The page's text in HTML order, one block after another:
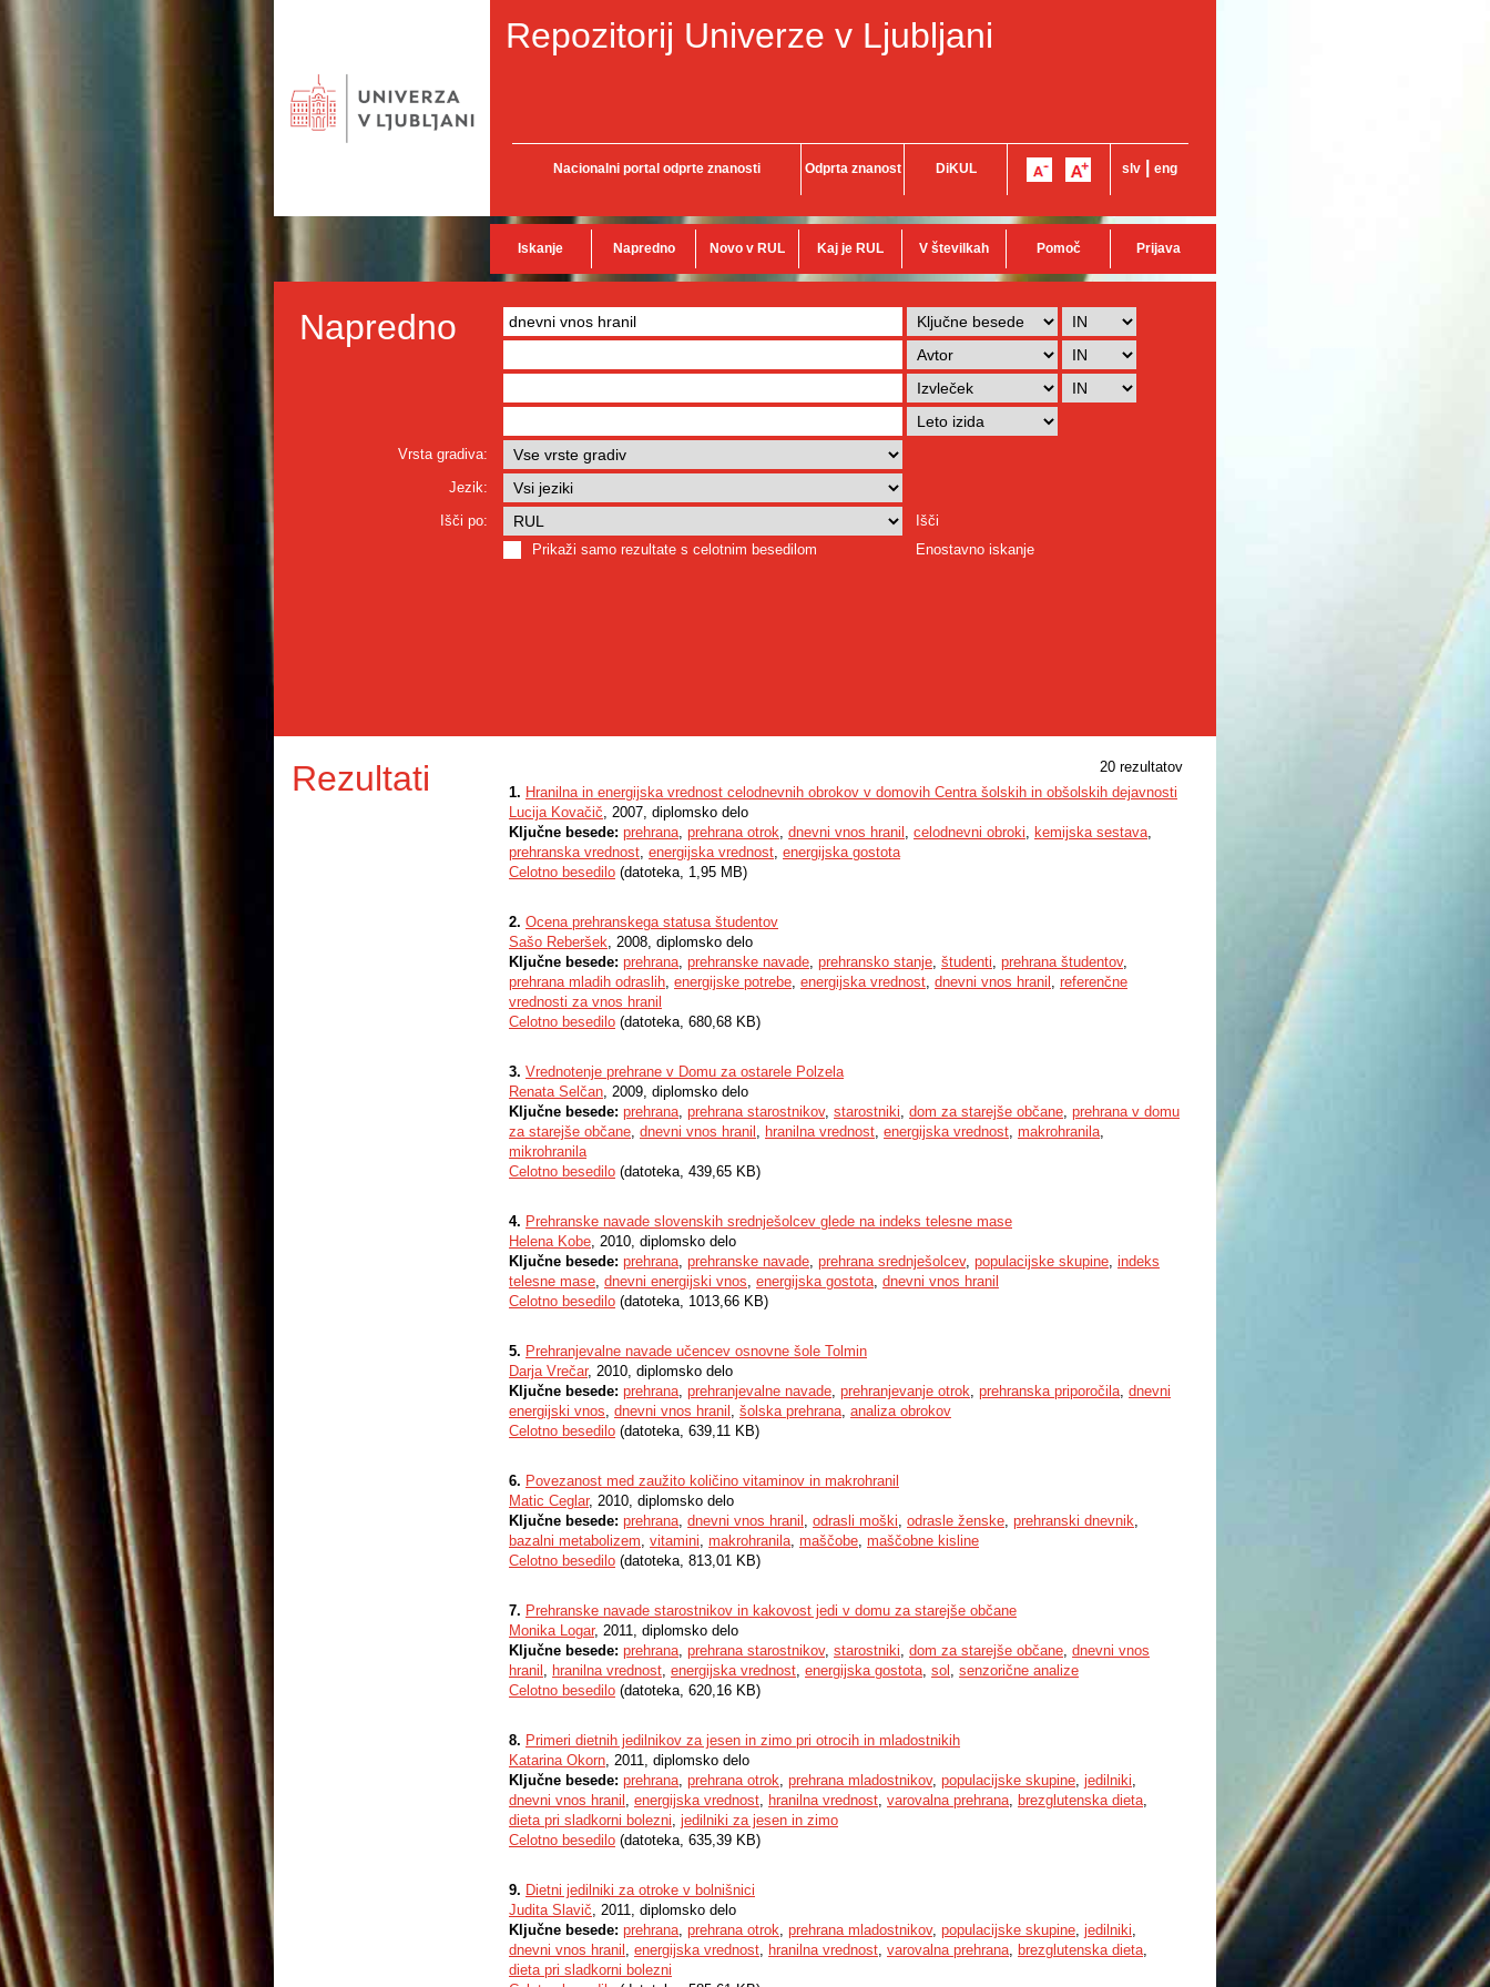
Repozitorij Univerze v Ljubljani
Nacionalni portal odprte znanosti Odprta znanost DiKUL slv eng
Iskanje Napredno Novo v RUL Kaj je RUL V številkah Pomoč Prijava
Napredno
Vrsta gradiva:
Jezik:
Išči po:
Išči
Prikaži samo rezultate s celotnim besedilom
Enostavno iskanje
Rezultati
20 rezultatov
1. Hranilna in energijska vrednost celodnevnih obrokov v domovih Centra šolskih in obšolskih dejavnosti
Lucija Kovačič, 2007, diplomsko delo
Ključne besede: prehrana, prehrana otrok, dnevni vnos hranil , celodnevni obroki, kemijska sestava,
prehranska vrednost, energijska vrednost, energijska gostota
Celotno besedilo (datoteka, 1,95 MB)
2. Ocena prehranskega statusa študentov
Sašo Reberšek, 2008, diplomsko delo
Ključne besede: prehrana, prehranske navade, prehransko stanje, študenti, prehrana študentov,
prehrana mladih odraslih, energijske potrebe, energijska vrednost, dnevni vnos hranil , referenčne
vrednosti za vnos hranil
Celotno besedilo (datoteka, 680,68 KB)
3. Vrednotenje prehrane v Domu za ostarele Polzela
Renata Selčan, 2009, diplomsko delo
Ključne besede: prehrana, prehrana starostnikov, starostniki, dom za starejše občane, prehrana v domu
za starejše občane, dnevni vnos hranil , hranilna vrednost, energijska vrednost, makrohranila,
mikrohranila
Celotno besedilo (datoteka, 439,65 KB)
4. Prehranske navade slovenskih srednješolcev glede na indeks telesne mase
Helena Kobe, 2010, diplomsko delo
Ključne besede: prehrana, prehranske navade, prehrana srednješolcev, populacijske skupine, indeks
telesne mase, dnevni energijski vnos, energijska gostota, dnevni vnos hranil
Celotno besedilo (datoteka, 1013,66 KB)
5. Prehranjevalne navade učencev osnovne šole Tolmin
Darja Vrečar, 2010, diplomsko delo
Ključne besede: prehrana, prehranjevalne navade, prehranjevanje otrok, prehranska priporočila, dnevni
energijski vnos, dnevni vnos hranil , šolska prehrana, analiza obrokov
Celotno besedilo (datoteka, 639,11 KB)
6. Povezanost med zaužito količino vitaminov in makrohranil
Matic Ceglar, 2010, diplomsko delo
Ključne besede: prehrana, dnevni vnos hranil , odrasli moški, odrasle ženske, prehranski dnevnik,
bazalni metabolizem, vitamini, makrohranila, maščobe, maščobne kisline
Celotno besedilo (datoteka, 813,01 KB)
7. Prehranske navade starostnikov in kakovost jedi v domu za starejše občane
Monika Logar, 2011, diplomsko delo
Ključne besede: prehrana, prehrana starostnikov, starostniki, dom za starejše občane, dnevni vnos
hranil , hranilna vrednost, energijska vrednost, energijska gostota, sol , senzorične analize
Celotno besedilo (datoteka, 620,16 KB)
8. Primeri dietnih jedilnikov za jesen in zimo pri otrocih in mladostnikih
Katarina Okorn, 2011, diplomsko delo
Ključne besede: prehrana, prehrana otrok, prehrana mladostnikov, populacijske skupine, jedilniki,
dnevni vnos hranil , energijska vrednost, hranilna vrednost, varovalna prehrana, brezglutenska dieta,
dieta pri sladkorni bolezni, jedilniki za jesen in zimo
Celotno besedilo (datoteka, 635,39 KB)
9. Dietni jedilniki za otroke v bolnišnici
Judita Slavič, 2011, diplomsko delo
Ključne besede: prehrana, prehrana otrok, prehrana mladostnikov, populacijske skupine, jedilniki,
dnevni vnos hranil , energijska vrednost, hranilna vrednost, varovalna prehrana, brezglutenska dieta,
dieta pri sladkorni bolezni